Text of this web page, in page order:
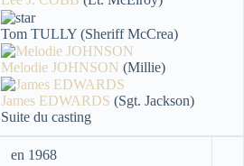
Tom TULLY (Sheriff McCrea)
Melodie JOHNSON (Millie)
James EDWARDS (Sgt. Jackson)
Suite du casting
en 1968